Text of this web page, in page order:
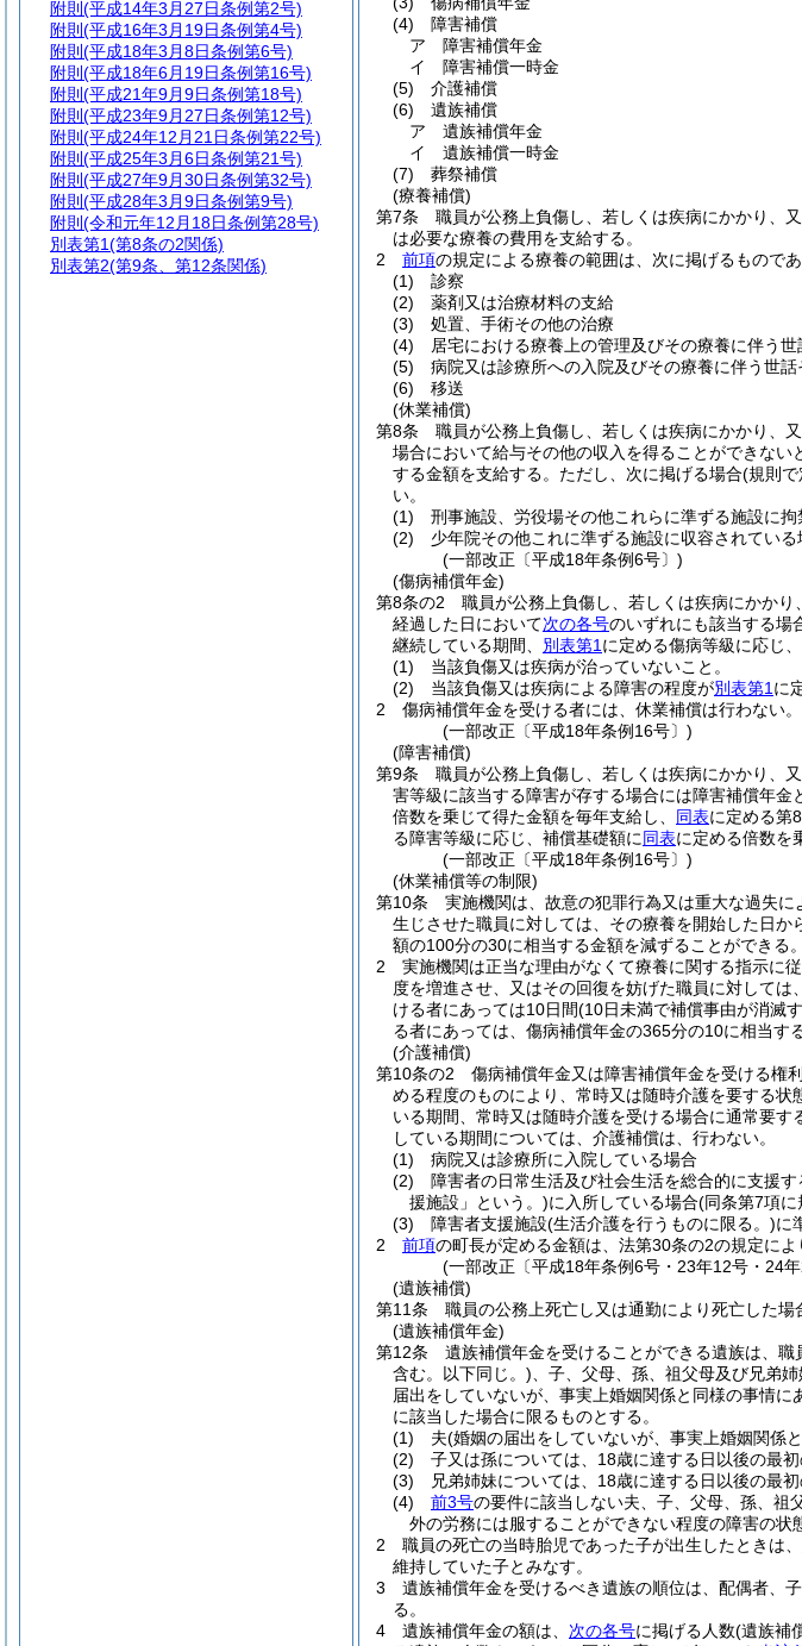
(4)
障害補償
ア
障害補償年金
イ
障害補償一時金
(5)
介護補償
(6)
遺族補償
ア
遺族補償年金
イ
遺族補償一時金
(7)
葬祭補償
(療養補償)
第7条
職員が公務上負傷し、若しくは疾病にかかり、
は必要な療養の費用を支給する。
2
前項の規定による療養の範囲は、次に掲げるもので
(1)
診察
(2)
薬剤又は治療材料の支給
(3)
処置、手術その他の治療
(4)
居宅における療養上の管理及びその療養に伴う
(5)
病院又は診療所への入院及びその療養に伴う世
(6)
移送
(休業補償)
第8条
職員が公務上負傷し、若しくは疾病にかかり、
場合において給与その他の収入を得ることができな
する金額を支給する。 ただし、次に掲げる場合(規則で
い。
(1)
刑事施設、労役場その他これらに準ずる施設に
(2)
少年院その他これに準ずる施設に収容されている
(一部改正〔平成18年条例6号〕)
(傷病補償年金)
第8条の2
職員が公務上負傷し、若しくは疾病にかか
経過した日において次の各号のいずれにも該当する場
継続している期間、 別表第1 に定める傷病等級に応じ
(1)
当該負傷又は疾病が治っていないこと。
(2)
当該負傷又は疾病による障害の程度が別表第1 に
2
傷病補償年金を受ける者には、休業補償は行わない。
(一部改正〔平成18年条例16号〕)
(障害補償)
第9条
職員が公務上負傷し、若しくは疾病にかかり、
害等級に該当する障害が存する場合には障害補償年金
倍数を乗じて得た金額を毎年支給し、 同表に定める第
る障害等級に応じ、補償基礎額に同表に定める倍数を
(一部改正〔平成18年条例16号〕)
(休業補償等の制限)
第10条
実施機関は、故意の犯罪行為又は重大な過失
生じさせた職員に対しては、その療養を開始した日
額の100分の30に相当する金額を減ずることができる。
2
実施機関は正当な理由がなくて療養に関する指示に
度を増進させ、又はその回復を妨げた職員に対して
ける者にあっては10日間(10日未満で補償事由が消滅
る者にあっては、傷病補償年金の365分の10に相当す
(介護補償)
第10条の2
傷病補償年金又は障害補償年金を受ける権
める程度のものにより、常時又は随時介護を要する
いる期間、常時又は随時介護を受ける場合に通常要す
している期間については、介護補償は、行わない。
(1)
病院又は診療所に入院している場合
(2)
障害者の日常生活及び社会生活を総合的に支援
援施設」という。)に入所している場合(同条第7項に
(3)
障害者支援施設(生活介護を行うものに限る。)に
2
前項の町長が定める金額は、法第30条の2の規定に
(一部改正〔平成18年条例6号・23年12号・24
(遺族補償)
第11条
職員の公務上死亡し又は通勤により死亡した
(遺族補償年金)
第12条
遺族補償年金を受けることができる遺族は、職
含む。以下同じ。) 、子、父母、孫、祖父母及び兄弟
届出をしていないが、事実上婚姻関係と同様の事情に
に該当した場合に限るものとする。
(1)
夫(婚姻の届出をしていないが、事実上婚姻関係
(2)
子又は孫については、18歳に達する日以後の最
(3)
兄弟姉妹については、18歳に達する日以後の最
(4)
前3号の要件に該当しない夫、子、父母、孫、祖
外の労務には服することができない程度の障害の状
2
職員の死亡の当時胎児であった子が出生したときは、
維持していた子とみなす。
3
遺族補償年金を受けるべき遺族の順位は、配偶者、
る。
4
遺族補償年金の額は、 次の各号に掲げる人数(遺族補
附則 (平成14年3月27日条例第2号)
附則 (平成16年3月19日条例第4号)
附則 (平成18年3月8日条例第6号)
附則 (平成18年6月19日条例第16号)
附則 (平成21年9月9日条例第18号)
附則 (平成23年9月27日条例第12号)
附則 (平成24年12月21日条例第22号)
附則 (平成25年3月6日条例第21号)
附則 (平成27年9月30日条例第32号)
附則 (平成28年3月9日条例第9号)
附則 (令和元年12月18日条例第28号)
別表第1(第8条の2関係)
別表第2(第9条、第12条関係)